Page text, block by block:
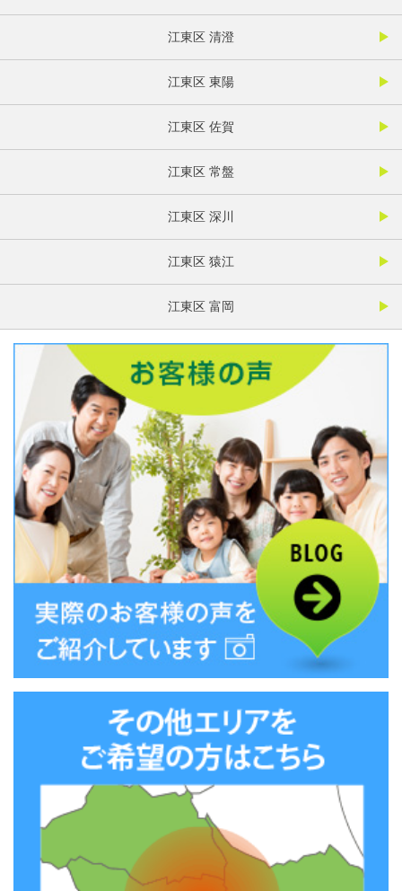
江東区 清澄
江東区 東陽
江東区 佐賀
江東区 常盤
江東区 深川
江東区 猿江
江東区 富岡